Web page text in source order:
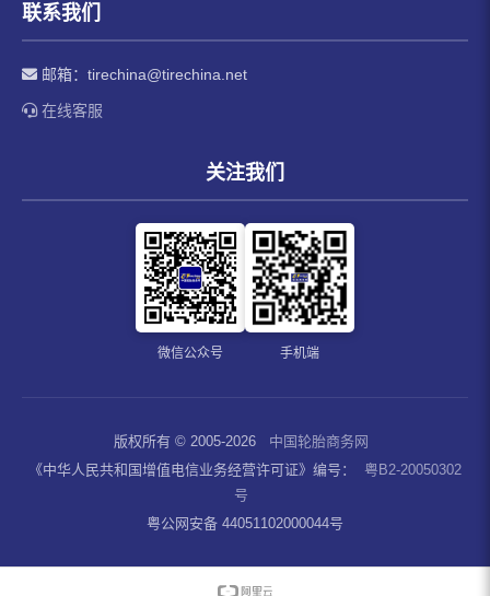
联系我们
邮箱： tirechina@tirechina.net
在线客服
关注我们
微信公众号 手机端
版权所有 © 2005-2026
中国轮胎商务网
《中华人民共和国增值电信业务经营许可证》编号：
粤B2-20050302
号
粤公网安备 44051102000044号